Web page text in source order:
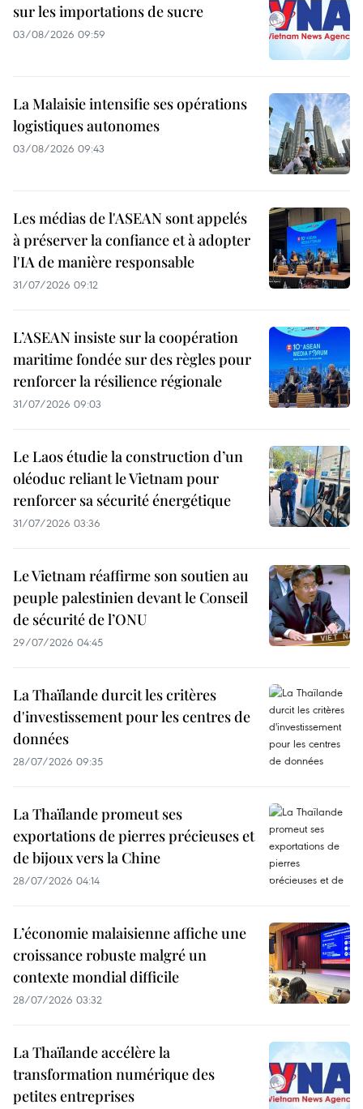
sur les importations de sucre
03/08/2026 09:59
La Malaisie intensifie ses opérations
logistiques autonomes
03/08/2026 09:43
Les médias de l'ASEAN sont appelés
à préserver la confiance et à adopter
l'IA de manière responsable
31/07/2026 09:12
L’ASEAN insiste sur la coopération
maritime fondée sur des règles pour
renforcer la résilience régionale
31/07/2026 09:03
Le Laos étudie la construction d’un
oléoduc reliant le Vietnam pour
renforcer sa sécurité énergétique
31/07/2026 03:36
Le Vietnam réaffirme son soutien au
peuple palestinien devant le Conseil
de sécurité de l’ONU
29/07/2026 04:45
La Thaïlande durcit les critères
d'investissement pour les centres de
données
28/07/2026 09:35
La Thaïlande promeut ses
exportations de pierres précieuses et
de bijoux vers la Chine
28/07/2026 04:14
L’économie malaisienne affiche une
croissance robuste malgré un
contexte mondial difficile
28/07/2026 03:32
La Thaïlande accélère la
transformation numérique des
petites entreprises